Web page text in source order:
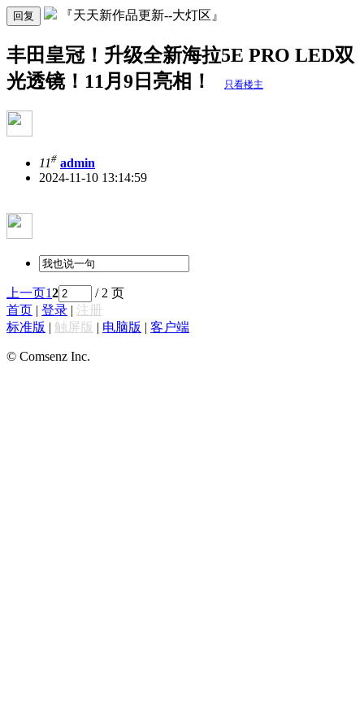
回复 『天天新作品更新--大灯区』
丰田皇冠！升级全新海拉5E PRO LED双
光透镜！11月9日亮相！
只看楼主
11# admin
2024-11-10 13:14:59
上一页12
/ 2 页
首页 | 登录 | 注册
标准版 | 触屏版 | 电脑版 | 客户端
© Comsenz Inc.